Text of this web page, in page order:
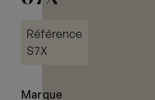
Référence
S7X
Marque